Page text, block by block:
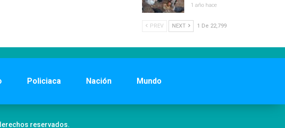
1 año hace
PREV NEXT 1 De 22,799
Policiaca Nación Mundo
reservados.